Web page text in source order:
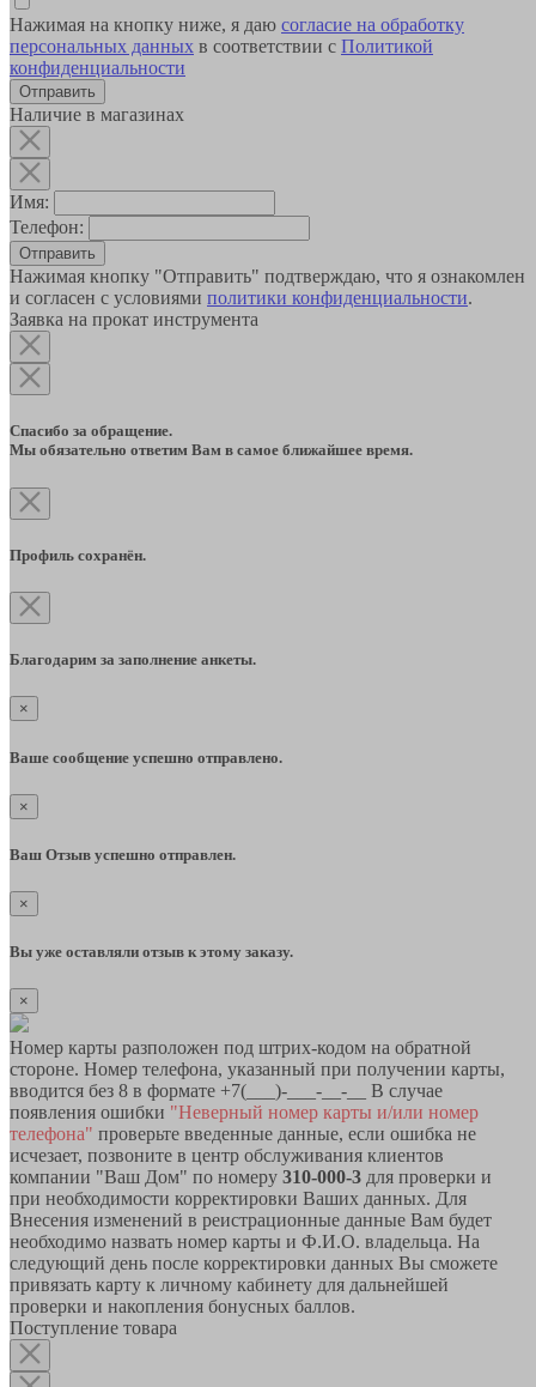
Нажимая на кнопку ниже, я даю согласие на обработку
персональных данных в соответствии с Политикой
конфиденциальности
Наличие в магазинах
Имя:
Телефон:
Отправить
Нажимая кнопку "Отправить" подтверждаю, что я ознакомлен
и согласен с условиями политики конфиденциальности.
Заявка на прокат инструмента
Спасибо за обращение.
Мы обязательно ответим Вам в самое ближайшее время.
Профиль сохранён.
Благодарим за заполнение анкеты.
×
Ваше сообщение успешно отправлено.
×
Ваш Отзыв успешно отправлен.
×
Вы уже оставляли отзыв к этому заказу.
×
Номер карты разположен под штрих-кодом на обратной
стороне. Номер телефона, указанный при получении карты,
вводится без 8 в формате +7(___)-___-__-__ В случае
появления ошибки "Неверный номер карты и/или номер
телефона" проверьте введенные данные, если ошибка не
исчезает, позвоните в центр обслуживания клиентов
компании "Ваш Дом" по номеру 310-000-3 для проверки и
при необходимости корректировки Ваших данных. Для
Внесения изменений в реистрационные данные Вам будет
необходимо назвать номер карты и Ф.И.О. владельца. На
следующий день после корректировки данных Вы сможете
привязать карту к личному кабинету для дальнейшей
проверки и накопления бонусных баллов.
Поступление товара